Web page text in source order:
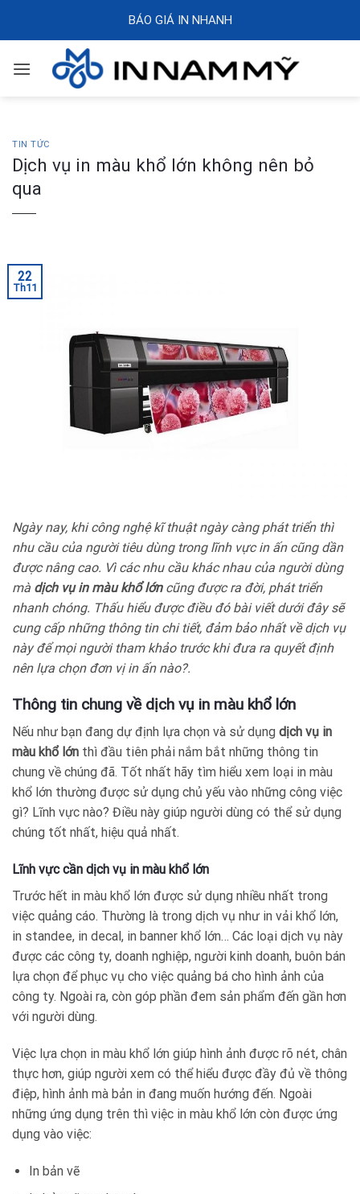
BÁO GIÁ IN NHANH
TIN TỨC
Dịch vụ in màu khổ lớn không nên bỏ
qua
22
Th11
Ngày nay, khi công nghệ kĩ thuật ngày càng phát triển thì
nhu cầu của người tiêu dùng trong lĩnh vực in ấn cũng dần
được nâng cao. Vì các nhu cầu khác nhau của người dùng
mà dịch vụ in màu khổ lớncũng được ra đời, phát triển
nhanh chóng. Thấu hiểu được điều đó bài viết dưới đây sẽ
cung cấp những thông tin chi tiết, đảm bảo nhất về dịch vụ
này để mọi người tham khảo trước khi đưa ra quyết định
nên lựa chọn đơn vị in ấn nào?.
Thông tin chung về dịch vụ in màu khổ lớn
Nếu như bạn đang dự định lựa chọn và sử dụng dịch vụ in
màu khổ lớn thì đầu tiên phải nắm bắt những thông tin
chung về chúng đã. Tốt nhất hãy tìm hiểu xem loại in màu
khổ lớn thường được sử dụng chủ yếu vào những công việc
gì? Lĩnh vực nào? Điều này giúp người dùng có thể sử dụng
chúng tốt nhất, hiệu quả nhất.
Lĩnh vực cần dịch vụ in màu khổ lớn
Trước hết in màu khổ lớn được sử dụng nhiều nhất trong
việc quảng cáo. Thường là trong dịch vụ như in vải khổ lớn,
in standee, in decal, in banner khổ lớn… Các loại dịch vụ này
được các công ty, doanh nghiệp, người kinh doanh, buôn bán
lựa chọn để phục vụ cho việc quảng bá cho hình ảnh của
công ty. Ngoài ra, còn góp phần đem sản phẩm đến gần hơn
với người dùng.
Việc lựa chọn in màu khổ lớn giúp hình ảnh được rõ nét, chân
thực hơn, giúp người xem có thể hiểu được đầy đủ về thông
điệp, hình ảnh mà bản in đang muốn hướng đến. Ngoài
những ứng dụng trên thì việc in màu khổ lớn còn được ứng
dụng vào việc:
In bản vẽ